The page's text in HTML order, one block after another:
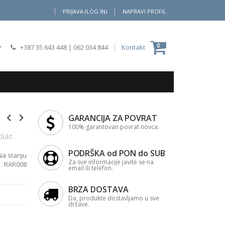
PRIJAVA (LOG IN) NAPRAVI PROFIL
Moja Korpa
0
+387 35 643 448 | 062 034 844 Kontakt
stanju
RAR008
GARANCIJA ZA POVRAT
100% garantovan povrat novca.
PODRŠKA od PON do SUB
Za sve informacije javite se na
email ili telefon.
BRZA DOSTAVA
Da, produkte dostavljamo u sve
države.